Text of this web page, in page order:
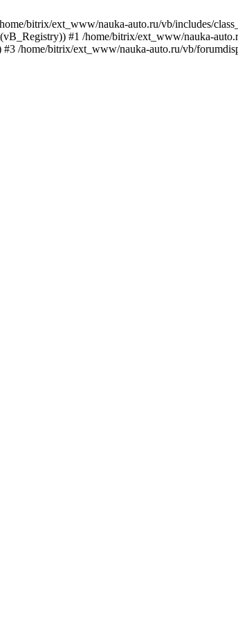
bitrix/ext_www/nauka-auto.ru/vb/includes/
#1 /home/bitrix/ext_www/nauka-
/home/bitrix/ext_www/nauka-auto.ru/vb/